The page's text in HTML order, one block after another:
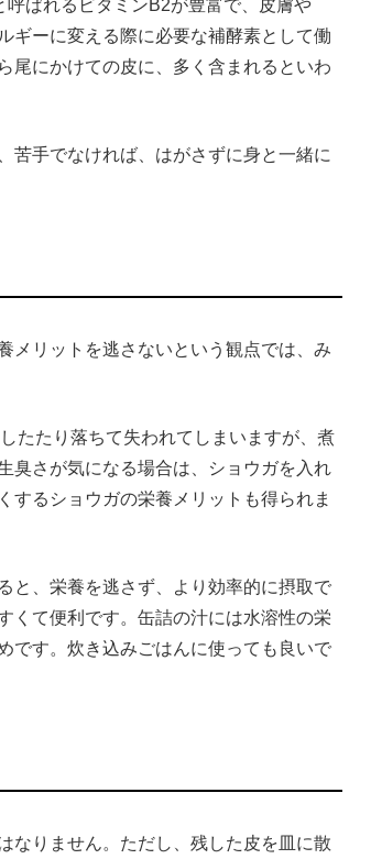
ばれるビタミンB2が豊富で、皮膚や
ギーに変える際に必要な補酵素として働
尾にかけての皮に、多く含まれるといわ
手でなければ、はがさずに身と一緒に
リットを逃さないという観点では、み
たたり落ちて失われてしまいますが、煮
臭さが気になる場合は、ショウガを入れ
するショウガの栄養メリットも得られま
と、栄養を逃さず、より効率的に摂取で
くて便利です。缶詰の汁には水溶性の栄
です。炊き込みごはんに使っても良いで
りません。ただし、残した皮を皿に散